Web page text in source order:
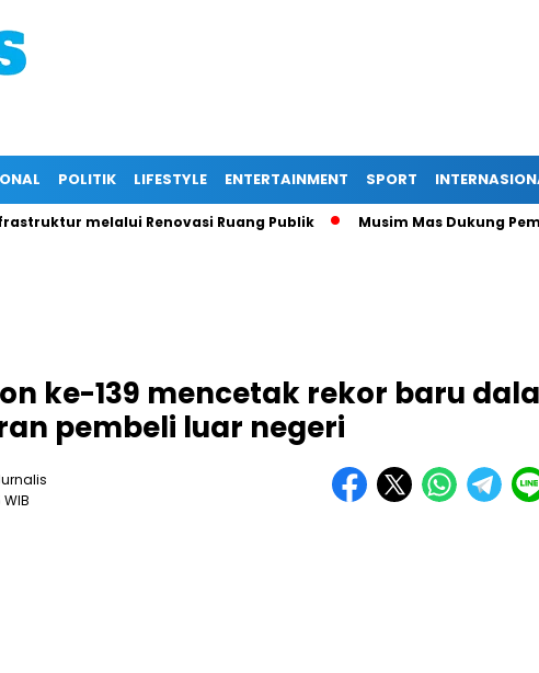
POLITIK LIFESTYLE ENTERTAINMENT SPORT
melalui Renovasi Ruang Publik Musim Mas Dukung
ke-139 mencetak rekor baru
pembeli luar negeri